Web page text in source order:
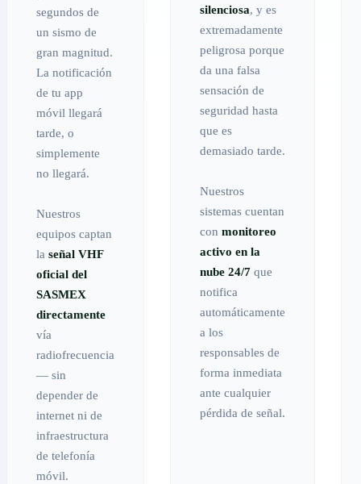
segundos de
un sismo de
gran magnitud.
La notificación
de tu app
móvil llegará
tarde, o
simplemente
no llegará.
Nuestros
equipos captan
la señal VHF
oficial del
SASMEX
directamente
vía
radiofrecuencia
— sin
depender de
internet ni de
infraestructura
de telefonía
móvil.
silenciosa, y es
extremadamente
peligrosa porque
da una falsa
sensación de
seguridad hasta
que es
demasiado tarde.
Nuestros
sistemas cuentan
con monitoreo
activo en la
nube 24/7 que
notifica
automáticamente
a los
responsables de
forma inmediata
ante cualquier
pérdida de señal.